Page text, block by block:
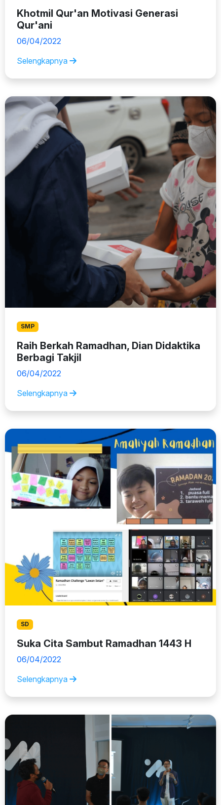
Khotmil Qur'an Motivasi Generasi
Qur'ani
06/04/2022
Selengkapnya
SMP
Raih Berkah Ramadhan, Dian Didaktika
Berbagi Takjil
06/04/2022
Selengkapnya
SD
Suka Cita Sambut Ramadhan 1443 H
06/04/2022
Selengkapnya